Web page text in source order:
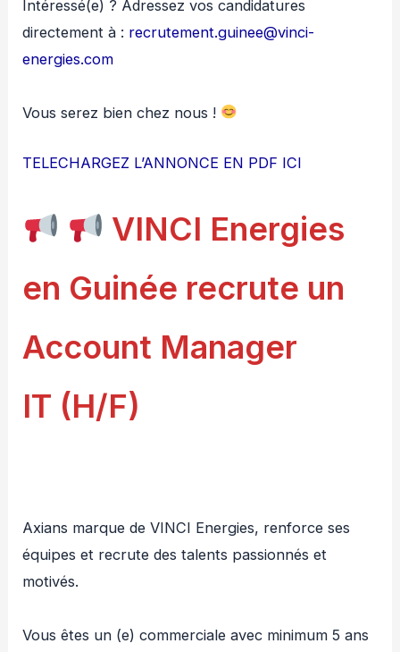
Intéressé(e) ? Adressez vos candidatures
directement à : recrutement.guinee@vinci-
energies.com
Vous serez bien chez nous !
TELECHARGEZ L’ANNONCE EN PDF ICI
VINCI Energies
en Guinée recrute un
Account Manager
IT (H/F)
Axians marque de VINCI Energies, renforce ses
équipes et recrute des talents passionnés et
motivés.
Vous êtes un (e) commerciale avec minimum 5 ans